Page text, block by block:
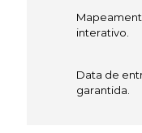
interativo.
Data de
garantida.